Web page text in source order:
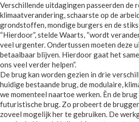
Verschillende uitdagingen passeerden de
klimaatverandering, schaarste op de
grondstoffen, mondige burgers en de
“Hierdoor”, stelde Waarts, “wordt
veel urgenter. Ondertussen moeten deze
betaalbaar blijven. Hierdoor gaat het
ons veel verder helpen”.
De brug kan worden gezien in drie
huidige bestaande brug, de modulaire,
we momenteel naartoe werken. Èn de
futuristische brug. Zo probeert de
zoveel mogelijk her te gebruiken. De